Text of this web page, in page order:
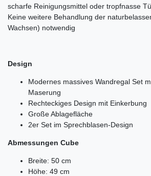
scharfe Reinigungsmittel oder tropfnasse
Keine weitere Behandlung der
Wachsen) notwendig
Design
Modernes massives Wandregal Set
Maserung
Rechteckiges Design mit Einkerbung
Große Ablagefläche
2er Set im Sprechblasen-Design
Abmessungen Cube
Breite: 50 cm
Höhe: 49 cm